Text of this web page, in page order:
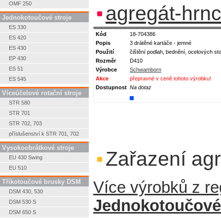
OMF 250
Jednokotoučové stroje
ES 330
ES 420
ES 430
EP 430
ES 51
ES 545
Víceúčelové rotační stroje
STR 580
STR 701
STR 702, 703
příslušenství k STR 701, 702
Vysokoobrátkové stroje
EU 430 Swing
EU 510
Tříkotoučové brusky DSM
DSM 430, 530
DSM 530 S
DSM 650 S
agregát-
Kód
18-704386
Popis
3 drátěné kartáče - jemné
Použití
čištění podlah, bednění, ocelových
Rozměr
D410
Výrobce
Schwamborn
Akce
přepravné v ceně tohoto výrobku!
Dostupnost Na dotaz
Zařazení
Více výrobků z